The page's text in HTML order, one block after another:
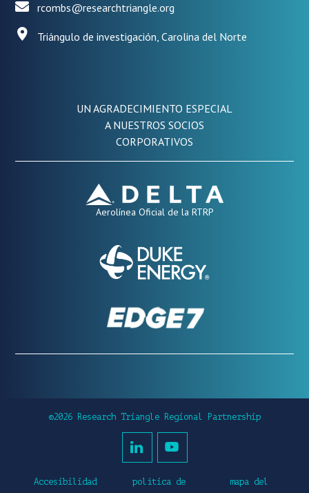
rcombs@researchtriangle.org
Triángulo de investigación, Carolina del Norte
UN AGRADECIMIENTO ESPECIAL
A NUESTROS SOCIOS
CORPORATIVOS
Aerolínea Oficial de la RTRP
©2026 Research Triangle Regional Partnership
Accesibilidad política de mapa del